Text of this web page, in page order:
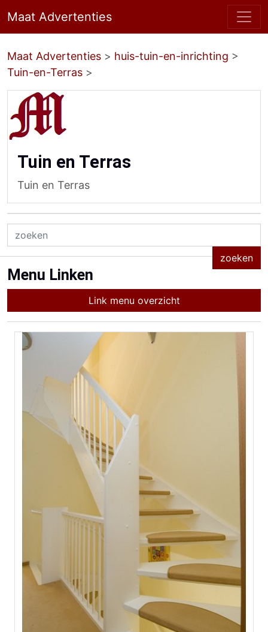
Maat Advertenties
Maat Advertenties > huis-tuin-en-inrichting >
Tuin-en-Terras >
Tuin en Terras
Tuin en Terras
Menu Linken
Link menu overzicht